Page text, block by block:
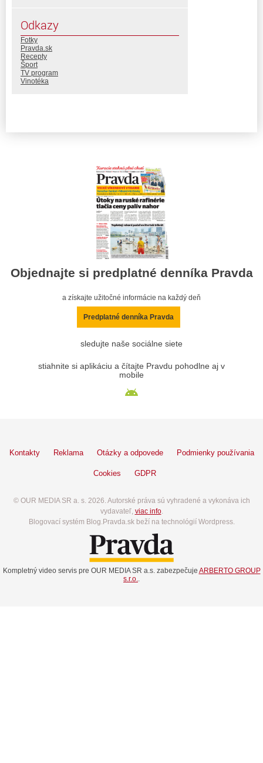
Odkazy
Fotky
Pravda.sk
Recepty
Šport
TV program
Vinotéka
Objednajte si predplatné denníka Pravda
a získajte užitočné informácie na každý deň
Predplatné denníka Pravda
sledujte naše sociálne siete
stiahnite si aplikáciu a čítajte Pravdu pohodlne aj v
mobile
Kontakty Reklama Otázky a odpovede Podmienky používania
Cookies GDPR
© OUR MEDIA SR a. s. 2026. Autorské práva sú vyhradené a vykonáva ich
vydavateľ, viac info.
Blogovací systém Blog.Pravda.sk beží na technológií Wordpress.
Kompletný video servis pre OUR MEDIA SR a.s. zabezpečuje ARBERTO GROUP
s.r.o.